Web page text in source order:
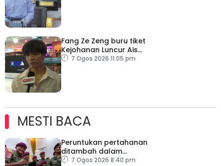
Fang Ze Zeng buru tiket
Kejohanan Luncur Ais
Dunia 2027
7 Ogos 2026 11:05 pm
MESTI BACA
Peruntukan pertahanan
ditambah dalam
Belanjawan 2027
7 Ogos 2026 8:40 pm